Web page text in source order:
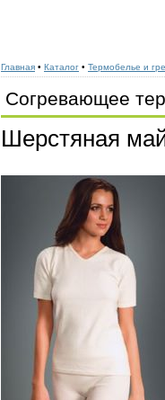
Главная • Каталог • Термобелье и
Согревающее
Шерстяная